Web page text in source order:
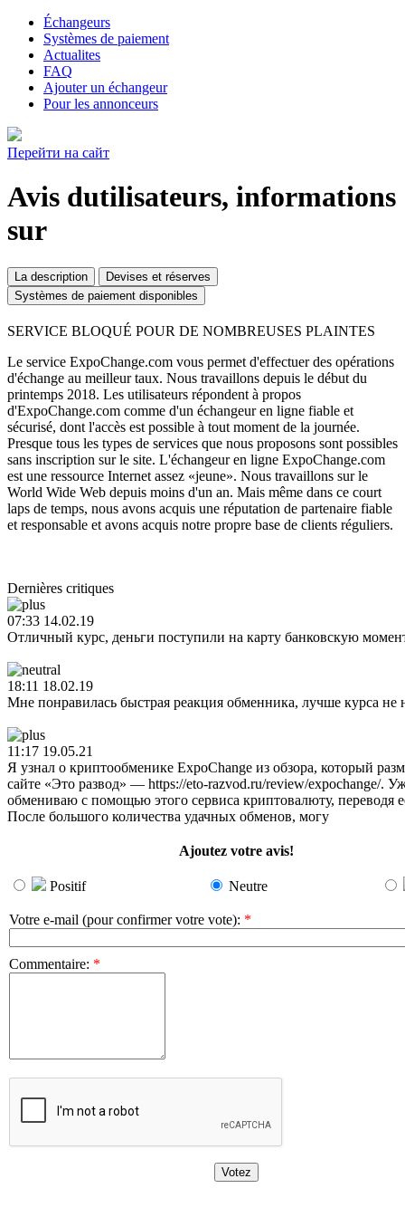
Échangeurs
Systèmes de paiement
Actualites
FAQ
Ajouter un échangeur
Pour les annonceurs
Перейти на сайт
Avis dutilisateurs, informations
sur
La description
Devises et réserves
Systèmes de paiement disponibles
SERVICE BLOQUÉ POUR DE NOMBREUSES PLAINTES
Le service ExpoChange.com vous permet d'effectuer des opérations
d'échange au meilleur taux. Nous travaillons depuis le début du
printemps 2018. Les utilisateurs répondent à propos
d'ExpoChange.com comme d'un échangeur en ligne fiable et
sécurisé, dont l'accès est possible à tout moment de la journée.
Presque tous les types de services que nous proposons sont possibles
sans inscription sur le site. L'échangeur en ligne ExpoChange.com
est une ressource Internet assez «jeune». Nous travaillons sur le
World Wide Web depuis moins d'un an. Mais même dans ce court
laps de temps, nous avons acquis une réputation de partenaire fiable
et responsable et avons acquis notre propre base de clients réguliers.
Dernières critiques
07:33 14.02.19
Отличный курс, деньги поступили на карту банковскую
18:11 18.02.19
Мне понравилась быстрая реакция обменника, лучше курса не
11:17 19.05.21
Я узнал о криптообменике ExpoChange из обзора, который
сайте «Это развод» — https://eto-razvod.ru/review/expochange/.
обмениваю с помощью этого сервиса криптовалюту, переводя
После большого количества удачных обменов, могу
Ajoutez votre avis!
Positif Neutre
Votre e-mail (pour confirmer votre vote): *
Commentaire: *